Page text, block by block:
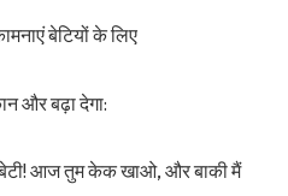
और बढ़ा देगा:
बेटी! आज तुम केक खाओ, और बाकी मैं